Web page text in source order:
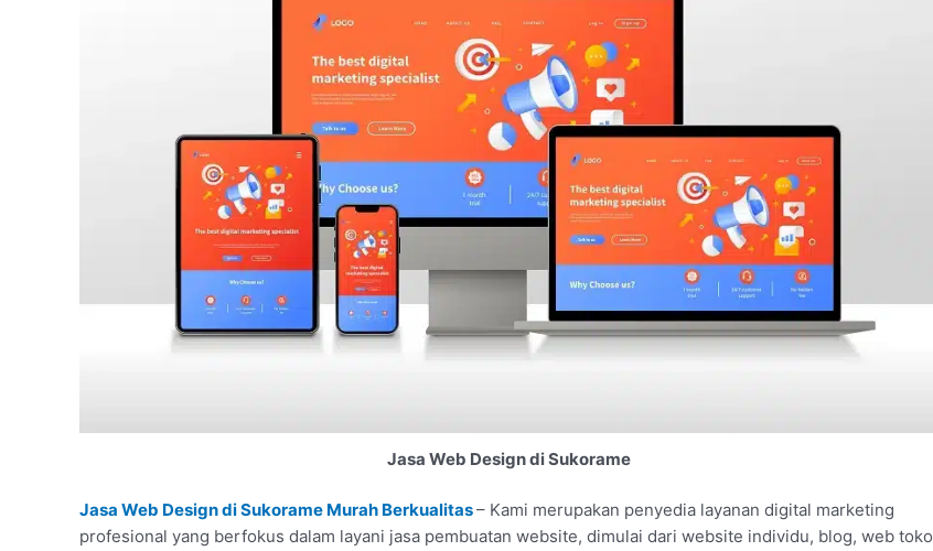
Jasa Web Design di Sukorame
Jasa Web Design di Sukorame Murah Berkualitas– Kami merupakan penyedia layanan digital marketing
profesional yang berfokus dalam layani jasa pembuatan website, dimulai dari website individu, blog, web toko